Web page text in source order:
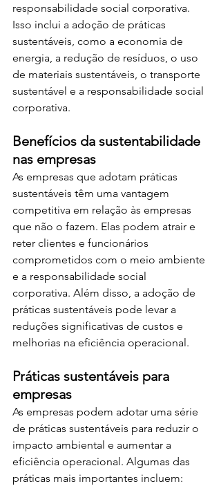
responsabilidade social corporativa.
Isso inclui a adoção de práticas
sustentáveis, como a economia de
energia, a redução de resíduos, o uso
de materiais sustentáveis, o transporte
sustentável e a responsabilidade social
corporativa.
Benefícios da sustentabilidade
nas empresas
As empresas que adotam práticas
sustentáveis têm uma vantagem
competitiva em relação às empresas
que não o fazem. Elas podem atrair e
reter clientes e funcionários
comprometidos com o meio ambiente
e a responsabilidade social
corporativa. Além disso, a adoção de
práticas sustentáveis pode levar a
reduções significativas de custos e
melhorias na eficiência operacional.
Práticas sustentáveis para
empresas
As empresas podem adotar uma série
de práticas sustentáveis para reduzir o
impacto ambiental e aumentar a
eficiência operacional. Algumas das
práticas mais importantes incluem: